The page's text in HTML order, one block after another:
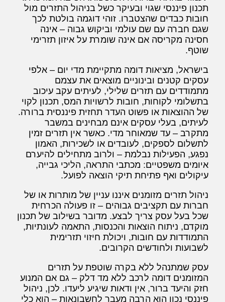
תכנון פיננסי שגוי ובעיקר כשל בניהול התזרים מול
חובות כבדים שהצטברו. זוהי דוגמה בולטת לכך
שגם חברה עם שם עולמי וביקוש גבוה – אינה
חסינה מקריסה אם אינה שומרת על איזון תזרימי
שוטף.
בישראל, מציאות דומה מתקיימת מדי יום – אלפי
עסקים קטנים ובינוניים מוצאים את עצמם
מתמודדים עם תזרים שלילי, לעיתים עקב עיכוב
בתשלומי לקוחות, חובות לרשויות המס, תכנון לקוי
של ההוצאות או פשוט העדר תחזית פיננסית ברורה.
לעיתים, בעלי עסקים אינם מבחינים במשבר
מתקרב – עד שמאוחר מדי. כאשר אין תזרים זמין
לתשלום לספקים, לעובדים או לשכירות, האמון
נפגע, הפעילות נבלמת – ולרוב מתחילים להיערם
איומים משפטיים: מכתבי התראה, הליכי גבייה,
עיקולים ואף פתיחת תיקי הוצאה לפועל.
ניהול תזרים מזומנים איננו עניין של מותרות או של
חברות עם תקציבים גבוהים – זו פעולה הכרחית
שכל בעל עסק צריך לבצע. מדובר בשילוב של תכנון
מוקדם, ניתוח הוצאות והכנסות, התאמה לעונתיות,
התמודדות עם חובות, ויכולת חיזוי תזרימית
לשבועות ולחודשים הקרובים.
עסק שמתנהל ללא בקרה שוטפת על תזרים
המזומנים דומה לרכב ללא מד דלק – גם אם המנוע
חזק והיעד ברור, אין ודאות שיגיע ליעדו. לכן, ניהול
פיננסי נכון הוא הרבה מעבר לחשבונאות – הוא כלי